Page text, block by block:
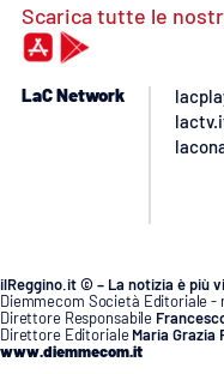
Scarica tutte le
LaC Network
ilReggino.it © – La notizia è più
Diemmecom Società Editoriale -
Direttore Responsabile
Direttore Editoriale Maria Grazia
www.diemmecom.it